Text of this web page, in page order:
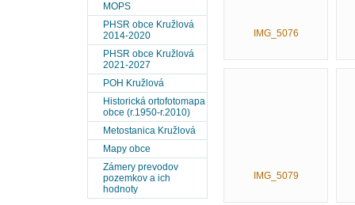
MOPS
PHSR obce Kružlová
2014-2020
PHSR obce Kružlová
2021-2027
POH Kružlová
Historická ortofotomapa
obce (r.1950-r.2010)
Metostanica Kružlová
Mapy obce
Zámery prevodov
pozemkov a ich
hodnoty
IMG_5076
IMG_5079